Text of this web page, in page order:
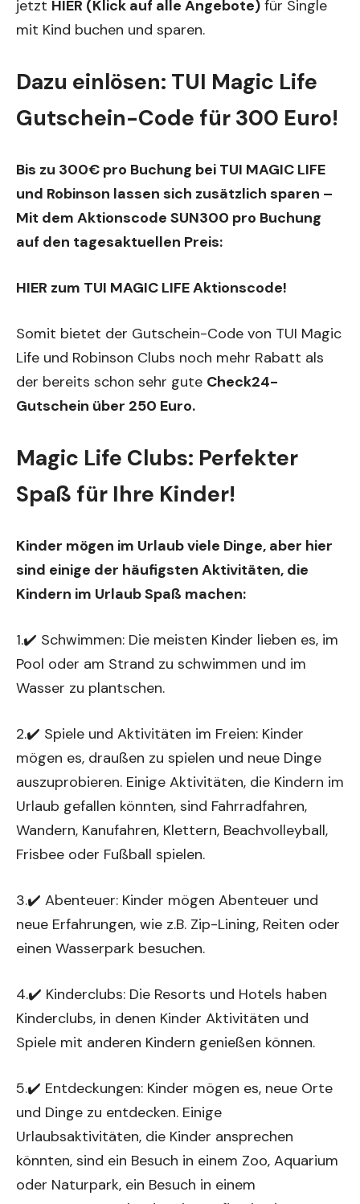
jetzt HIER (Klick auf alle Angebote) für Single
mit Kind buchen und sparen.
Dazu einlösen: TUI Magic Life
Gutschein-Code für 300 Euro!
Bis zu 300€ pro Buchung bei TUI MAGIC LIFE
und Robinson lassen sich zusätzlich sparen –
Mit dem Aktionscode SUN300 pro Buchung
auf den tagesaktuellen Preis:
HIER zum TUI MAGIC LIFE Aktionscode!
Somit bietet der Gutschein-Code von TUI Magic
Life und Robinson Clubs noch mehr Rabatt als
der bereits schon sehr gute Check24-
Gutschein über 250 Euro.
Magic Life Clubs: Perfekter
Spaß für Ihre Kinder!
Kinder mögen im Urlaub viele Dinge, aber hier
sind einige der häufigsten Aktivitäten, die
Kindern im Urlaub Spaß machen:
1.✔️ Schwimmen: Die meisten Kinder lieben es, im
Pool oder am Strand zu schwimmen und im
Wasser zu plantschen.
2.✔️ Spiele und Aktivitäten im Freien: Kinder
mögen es, draußen zu spielen und neue Dinge
auszuprobieren. Einige Aktivitäten, die Kindern im
Urlaub gefallen könnten, sind Fahrradfahren,
Wandern, Kanufahren, Klettern, Beachvolleyball,
Frisbee oder Fußball spielen.
3.✔️ Abenteuer: Kinder mögen Abenteuer und
neue Erfahrungen, wie z.B. Zip-Lining, Reiten oder
einen Wasserpark besuchen.
4.✔️ Kinderclubs: Die Resorts und Hotels haben
Kinderclubs, in denen Kinder Aktivitäten und
Spiele mit anderen Kindern genießen können.
5.✔️ Entdeckungen: Kinder mögen es, neue Orte
und Dinge zu entdecken. Einige
Urlaubsaktivitäten, die Kinder ansprechen
könnten, sind ein Besuch in einem Zoo, Aquarium
oder Naturpark, ein Besuch in einem